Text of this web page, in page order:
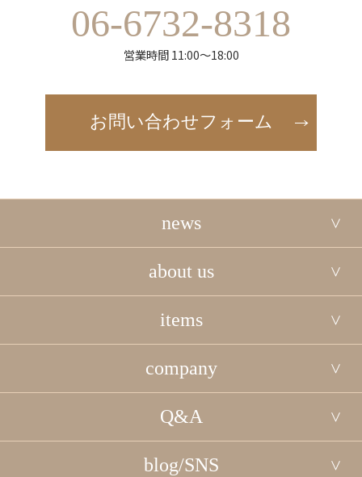
06-6732-8318
営業時間 11:00～18:00
お問い合わせフォーム
news
about us
items
company
Q&A
blog/SNS